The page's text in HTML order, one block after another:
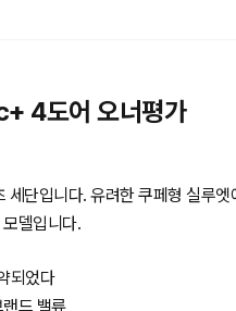
4도어 오너평가
단입니다. 유려한 쿠페형 실루
델입니다.
되었다
드 밸류